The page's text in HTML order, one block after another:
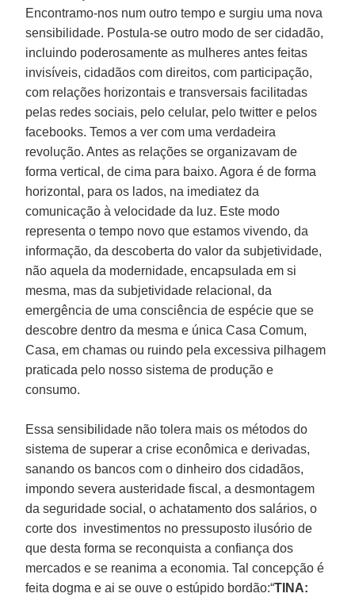
Encontramo-nos num outro tempo e surgiu uma nova
sensibilidade. Postula-se outro modo de ser cidadão,
incluindo poderosamente as mulheres antes feitas
invisíveis, cidadãos com direitos, com participação,
com relações horizontais e transversais facilitadas
pelas redes sociais, pelo celular, pelo twitter e pelos
facebooks. Temos a ver com uma verdadeira
revolução. Antes as relações se organizavam de
forma vertical, de cima para baixo. Agora é de forma
horizontal, para os lados, na imediatez da
comunicação à velocidade da luz. Este modo
representa o tempo novo que estamos vivendo, da
informação, da descoberta do valor da subjetividade,
não aquela da modernidade, encapsulada em si
mesma, mas da subjetividade relacional, da
emergência de uma consciência de espécie que se
descobre dentro da mesma e única Casa Comum,
Casa, em chamas ou ruindo pela excessiva pilhagem
praticada pelo nosso sistema de produção e
consumo.
Essa sensibilidade não tolera mais os métodos do
sistema de superar a crise econômica e derivadas,
sanando os bancos com o dinheiro dos cidadãos,
impondo severa austeridade fiscal, a desmontagem
da seguridade social, o achatamento dos salários, o
corte dos investimentos no pressuposto ilusório de
que desta forma se reconquista a confiança dos
mercados e se reanima a economia. Tal concepção é
feita dogma e ai se ouve o estúpido bordão:“TINA: